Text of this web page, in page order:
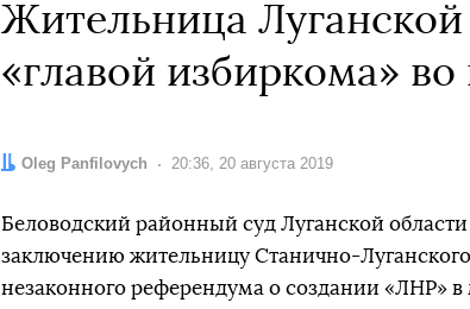
Жительница Луганской
«главой избиркома»
Автор:
Oleg Panfilovych Дата:
20:36, 20 августа 2019
Беловодский районный суд Луганской
заключению жительницу Станично-
незаконного референдума о создании «ЛНР» в